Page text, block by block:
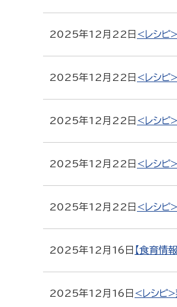
2025年12月22日 <レシピ
2025年12月22日 <レシピ
2025年12月22日 <レシピ
2025年12月22日 <レシピ
2025年12月22日 <レシピ
2025年12月16日 【食育情
2025年12月16日 <レシピ>